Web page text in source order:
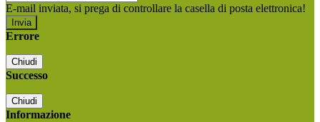
E-mail inviata, si prega di controllare la casella di posta elettronica!
Errore
Chiudi
Successo
Chiudi
Informazione